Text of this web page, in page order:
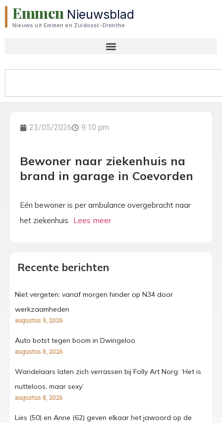
Emmen Nieuwsblad
Nieuws uit Emmen en Zuidoost-Drenthe
23/05/2026 9:10 pm
Bewoner naar ziekenhuis na
brand in garage in Coevorden
Eén bewoner is per ambulance overgebracht naar
het ziekenhuis.
Recente berichten
Niet vergeten: vanaf morgen hinder op N34 door
werkzaamheden
augustus 9, 2026
Auto botst tegen boom in Dwingeloo
augustus 8, 2026
Wandelaars laten zich verrassen bij Folly Art Norg: ‘Het is
nutteloos, maar sexy’
augustus 8, 2026
Lies (50) en Anne (62) geven elkaar het jawoord op de